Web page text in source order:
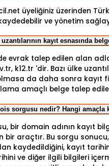
üyeliğiniz üzerinden
ve yönetim
uzantılarının kayıt esnasında
evrak talep edilen alan
k12.tr 'dir. Bazı ülke
da daha sonra kayıt
amaçlı belge talep
sorgusu nedir? Hangi amaçla
bir domain adının kayıt
bir araçtır. Bu sorgu
kaydedildiğini, kayıt
ve diğer ilgili bilgileri